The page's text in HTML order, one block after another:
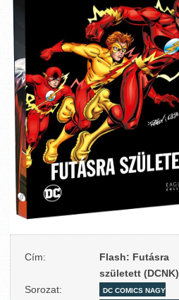
Cím:
Flash: Futásra
született (DCNK)
Sorozat:
DC COMICS NAGY